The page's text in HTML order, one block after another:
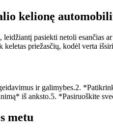
kelionę
pasiekti netoli esančias
priežasčių, kodėl verta
ir galimybes.2.
iš anksto.5. *Pasiruoškite
metu